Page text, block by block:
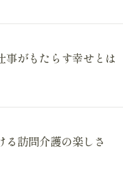
事がもたらす幸せとは
る訪問介護の楽しさ